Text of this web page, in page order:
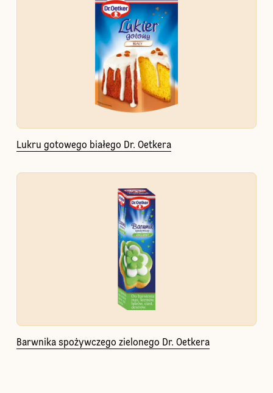
Lukru gotowego białego Dr. Oetkera
Barwnika spożywczego zielonego Dr. Oetkera